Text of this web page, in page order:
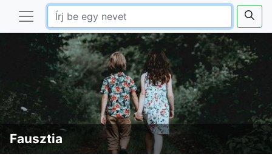
Fausztia